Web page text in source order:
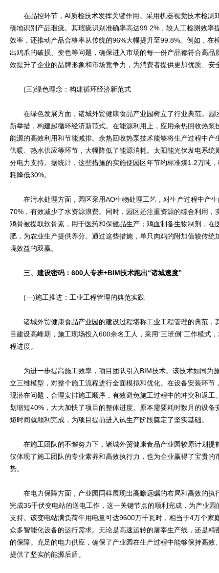
在品控环节，AI质检技术发挥关键作用。采用机器视觉技术检测
确地识别产品瑕疵。其瑕疵识别准确率高达99.2%，较人工检测效率
效率，还推动产品合格率从传统的96%大幅提升至99.8%。例如，在
出鸡爪的破损、变色等问题，确保进入市场的每一份产品都符合高品
效提升了企业的品牌形象和市场竞争力，为消费者提供更加优质、安
(三)绿色理念：构建循环经济新范式
在绿色发展方面，诸城外贸健康食品产业园树立了行业典范。园
新举措，构建起循环经济新范式。在能源利用上，应用余热回收热
能源的高效利用和节能减排。余热回收热泵技术能够将生产过程中产
供暖、热水供应等环节，大幅降低了能源消耗。太阳能光伏发电系统
分电力支持。据统计，这些措施的实施使园区年节约标准煤1.2万吨
耗降低30%。
在污水处理方面，园区采用AO生物处理工艺，对生产过程中产生
70%，有效减少了水资源浪费。同时，园区还注重资源的综合利用
鸡骨被提取软骨素，用于医药和保健品生产；鸡血制备生物制剂，在
肥，为农业生产提供养分。通过这些措施，单只肉鸡的附加值较传
境效益的双赢。
三、建设密码：600人专班+BIM技术跑出“诸城速度”
(一)施工推进：工业工程管理的典范实践
诸城外贸健康食品产业园的建设过程堪称工业工程管理的典范，
目建设高峰期，施工现场投入600余名工人，采用“三班倒”工作模式
程进度。
为进一步提高施工效率，项目团队引入BIM技术。该技术如同为
立三维模型，对整个施工流程进行全面模拟和优化。在设备安装环
现潜在问题，合理安排施工顺序，有效避免施工过程中的冲突和返工
划缩短40%，大大加快了项目的整体进度。原本需要耗时数月的设
短时间就顺利完成，为项目提前进入试生产阶段奠定了坚实基础。
在施工团队的不懈努力下，诸城外贸健康食品产业园较原计划提
仅体现了施工团队的专业素养和高效执行力，也为企业赢得了宝贵的
势。
在电力保障方面，产业园同样展现出高瞻远瞩的布局和高效的执
完成35千伏变电站的送电工作，这一关键节点的顺利完成，为产业
支持。该变电站满负荷年用电量可达9600万千瓦时，相当于4万个家
众多智能化设备的运行需求。无论是高速运转的屠宰生产线，还是精
的保障。充足的电力供应，确保了产业园在生产过程中能够保持高
提供了坚实的能源后盾。